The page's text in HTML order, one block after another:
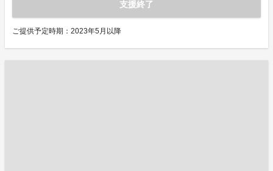
支援終了
ご提供予定時期：2023年5月以降